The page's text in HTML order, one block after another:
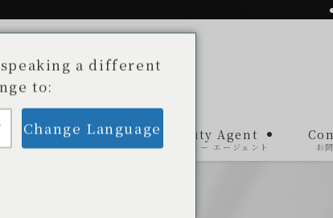
Blog/News
ブログ/最新情報
Beauty Agent
ビューティー エージェント お
a different
to:
Change Language